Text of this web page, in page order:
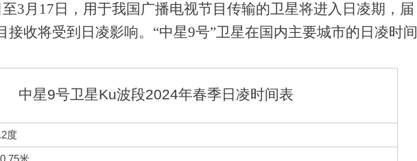
3月17 日，用于我国广播电视节目传输的卫星将进入日凌期，届
接收将受到日凌影响。“中星9号”卫星在国内主要城市的日凌时间
中星9号卫星Ku波段2024年春季日凌时间表
度
米